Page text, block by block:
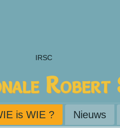
Robert
IRSC
is WIE ? Nieuws